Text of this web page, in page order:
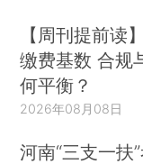
【周刊提前读
缴费基数 合规
何平衡？
2026年08月08日
河南“三支一扶